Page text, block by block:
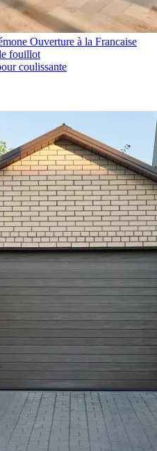
Crémone Ouverture à la Francaise
fouillot
coulissante